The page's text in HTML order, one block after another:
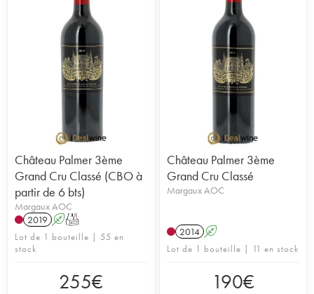
Château Palmer 3ème
Grand Cru Classé (CBO à
partir de 6 bts)
Margaux AOC
2019 AT
Lot de 1 bouteille | 55 en
stock
255€
Château Palmer 3ème
Grand Cru Classé
Margaux AOC
2014 A
Lot de 1 bouteille | 11 en stock
190€